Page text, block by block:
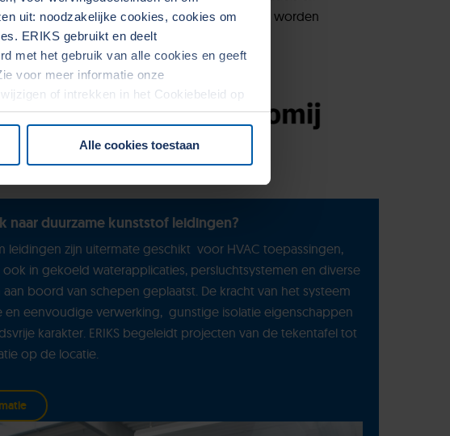
uit: noodzakelijke cookies, cookies om
ERIKS gebruikt en deelt
met het gebruik van alle cookies en geeft
voor meer informatie onze
of intrekken in het Cookiebeleid op
Alle cookies toestaan
bochten kon het systeem in elke ruimte goed worden
naar duurzame kunststof leidingen?
leidingen zijn uitermate geschikt voor HVAC toepassingen,
in gekoeld waterapplicaties, persluchtsystemen en diverse
boord van schepen geplaatst. De kracht van het systeem
en eenvoudige verwerking, gunstige isolatie eigenschappen
karakter. ERIKS begeleidt projecten van de tekentafel tot
op de locatie.